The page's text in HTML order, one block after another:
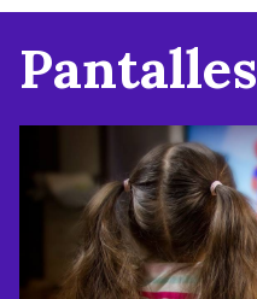
Pantalles